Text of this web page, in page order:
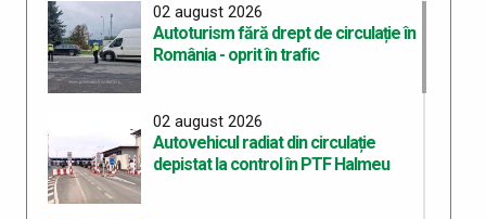
02 august 2026
Autoturism fără drept de circulație în
România - oprit în trafic
02 august 2026
Autovehicul radiat din circulație
depistat la control în PTF Halmeu